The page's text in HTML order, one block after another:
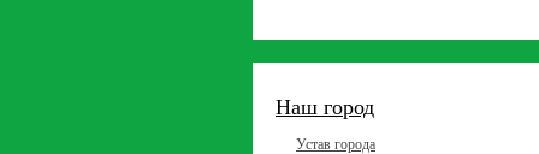
Наш город
Устав города